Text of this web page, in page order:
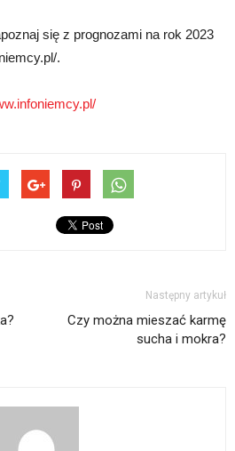
się z prognozami na rok 2023
.
Następny artykuł
Czy można mieszać karmę
sucha i mokra?